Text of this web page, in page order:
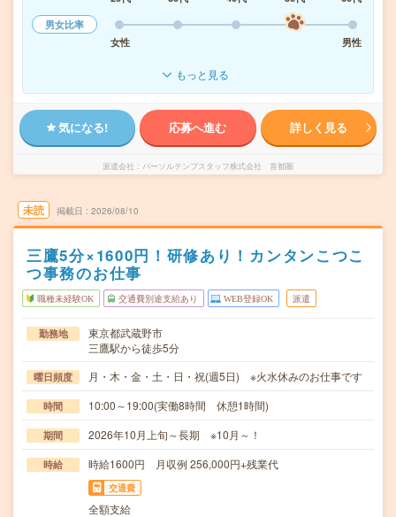
男女比率
女性
男性
もっと見る
気になる! 応募へ進む 詳しく見る
派遣会社 パーソルテンプスタッフ株式会社 首都圏
未読 掲載日 2026/08/10
三鷹5分×1600円！研修あり！カンタンこつこ
つ事務のお仕事
職種未経験OK 交通費別途支給あり WEB登録OK 派遣
勤務地
東京都武蔵野市
三鷹駅から徒歩5分
曜日頻度 月・木・金・土・日・祝(週5日) ※火水休みのお仕事です
時間 10:00～19:00(実働8時間 休憩1時間)
期間 2026年10月上旬～長期 ※10月～！
時給 時給1600円 月収例 256,000円+残業代
交通費
全額支給